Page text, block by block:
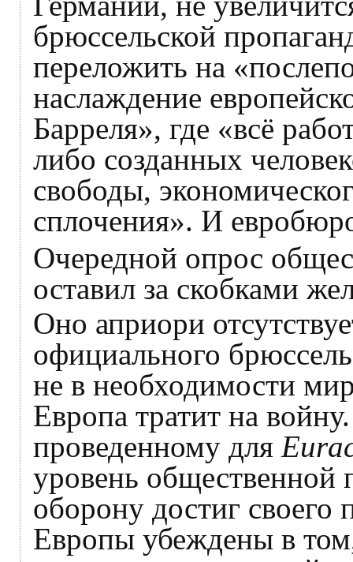
брюссельской
переложить на
наслаждение
Барреля», где «всё
либо созданных
свободы,
сплочения». И
Очередной опрос
оставил за скобками
Оно априори
официального
не в необходимости
Европа тратит на
проведенному для
уровень общественной
оборону достиг
Европы убеждены в